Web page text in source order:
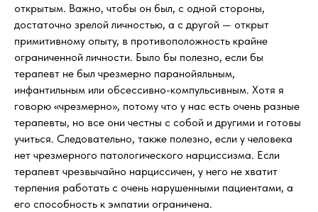
открытым. Важно, чтобы он был, с одной стороны,
достаточно зрелой личностью, а с другой — открыт
примитивному опыту, в противоположность крайне
ограниченной личности. Было бы полезно, если бы
терапевт не был чрезмерно паранойяльным,
инфантильным или обсессивно-компульсивным. Хотя я
говорю «чрезмерно», потому что у нас есть очень разные
терапевты, но все они честны с собой и другими и готовы
учиться. Следовательно, также полезно, если у человека
нет чрезмерного патологического нарциссизма. Если
терапевт чрезвычайно нарциссичен, у него не хватит
терпения работать с очень нарушенными пациентами, а
его способность к эмпатии ограничена.